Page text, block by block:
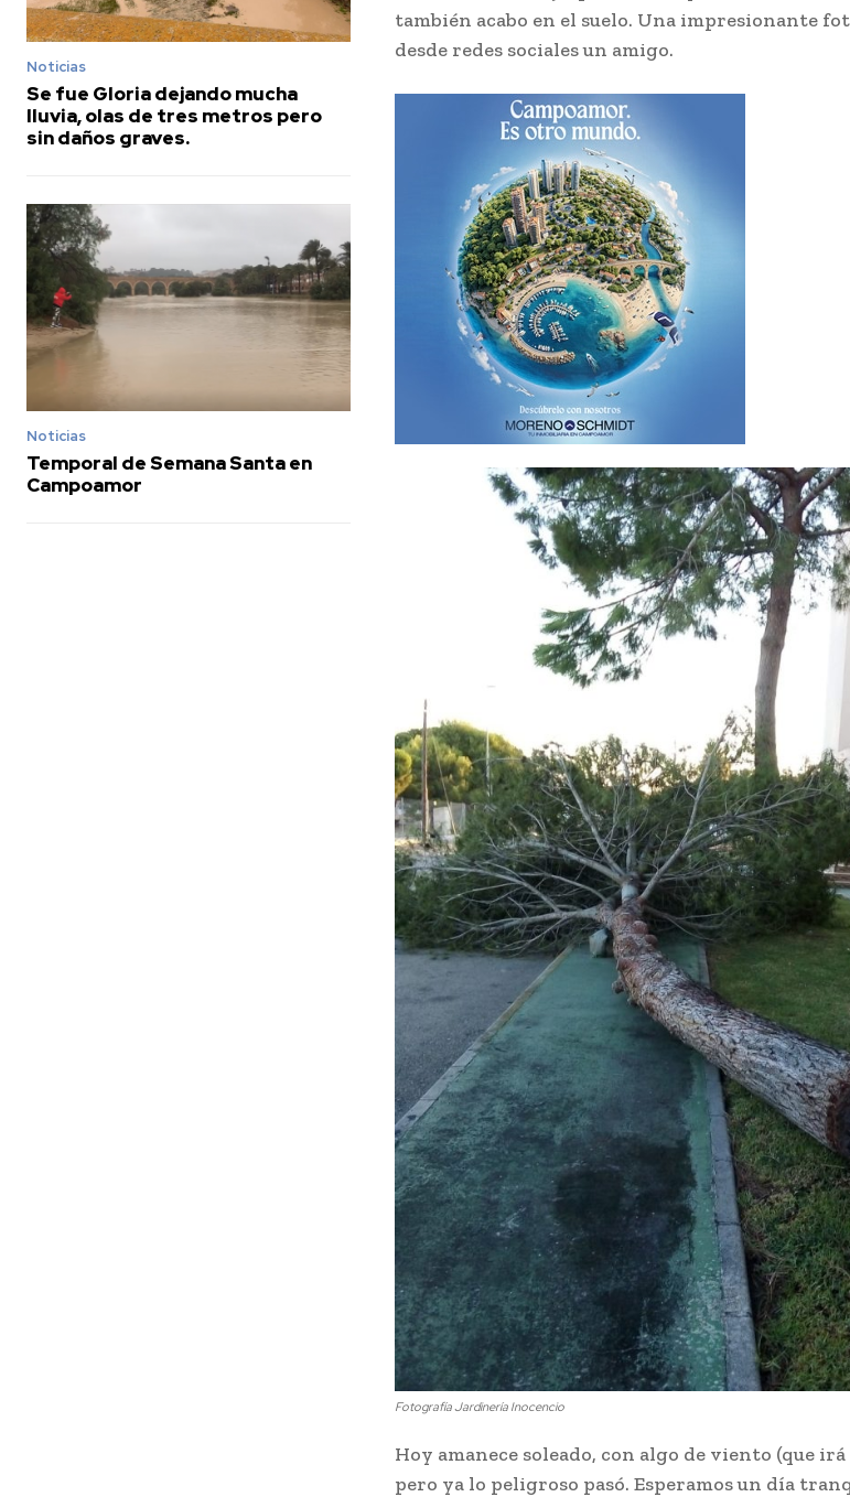
Noticias
Se fue Gloria dejando mucha
lluvia, olas de tres metros pero
sin daños graves.
Noticias
Temporal de Semana Santa en
Campoamor
también acabo en el suelo. Una impresionante
desde redes sociales un amigo.
Fotografía Jardinería Inocencio
Hoy amanece soleado, con algo de viento (que
pero ya lo peligroso pasó. Esperamos un día